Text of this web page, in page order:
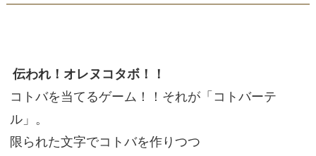
伝われ！オレヌコタボ！！
コトバを当てるゲーム！！それが「コトバーテ
ル」。
限られた文字でコトバを作りつつ